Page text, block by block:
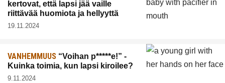
kertovat, että lapsi jää vaille
riittävää huomiota ja hellyyttä
19.11.2024
VANHEMMUUS “Voihan p*****e!” -
Kuinka toimia, kun lapsi kiroilee?
9.11.2024